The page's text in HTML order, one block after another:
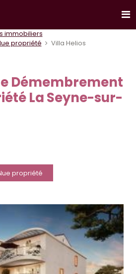
immobiliers
propriété
Villa Helios
Démembrement
La Seyne-sur-
propriété